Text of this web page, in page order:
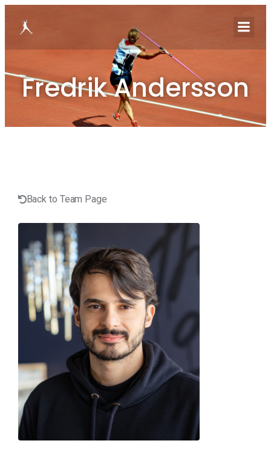
Fredrik Andersson
Back to Team Page